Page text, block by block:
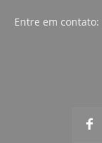
Entre em contato: